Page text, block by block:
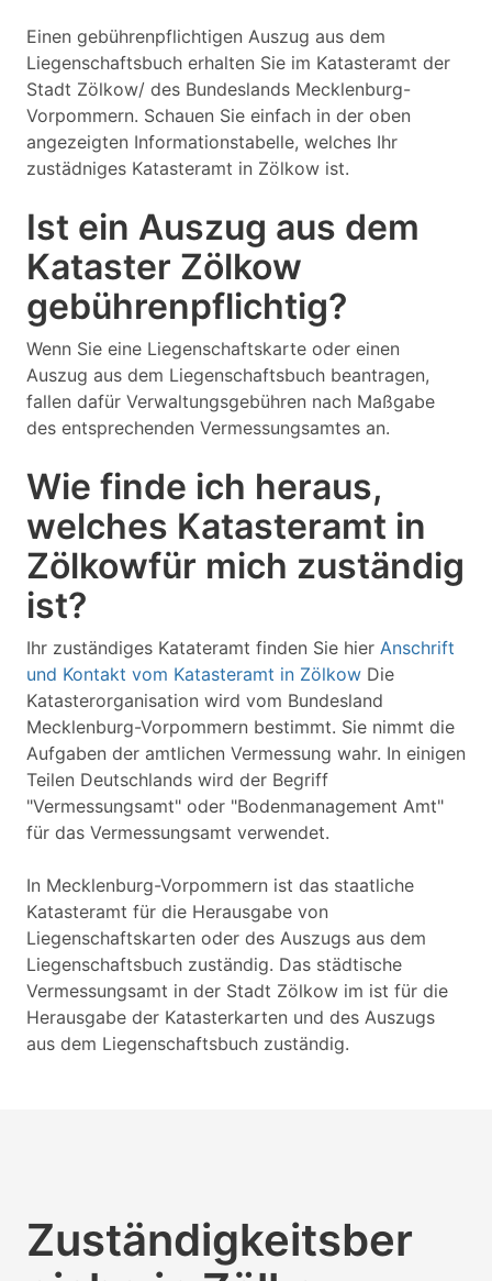
Einen gebührenpflichtigen Auszug aus dem
Liegenschaftsbuch erhalten Sie im Katasteramt der
Stadt Zölkow/ des Bundeslands Mecklenburg-
Vorpommern. Schauen Sie einfach in der oben
angezeigten Informationstabelle, welches Ihr
zustädniges Katasteramt in Zölkow ist.
Ist ein Auszug aus dem
Kataster Zölkow
gebührenpflichtig?
Wenn Sie eine Liegenschaftskarte oder einen
Auszug aus dem Liegenschaftsbuch beantragen,
fallen dafür Verwaltungsgebühren nach Maßgabe
des entsprechenden Vermessungsamtes an.
Wie finde ich heraus,
welches Katasteramt in
Zölkowfür mich zuständig
ist?
Ihr zuständiges Katateramt finden Sie hier Anschrift
und Kontakt vom Katasteramt in Zölkow Die
Katasterorganisation wird vom Bundesland
Mecklenburg-Vorpommern bestimmt. Sie nimmt die
Aufgaben der amtlichen Vermessung wahr. In einigen
Teilen Deutschlands wird der Begriff
"Vermessungsamt" oder "Bodenmanagement Amt"
für das Vermessungsamt verwendet.
In Mecklenburg-Vorpommern ist das staatliche
Katasteramt für die Herausgabe von
Liegenschaftskarten oder des Auszugs aus dem
Liegenschaftsbuch zuständig. Das städtische
Vermessungsamt in der Stadt Zölkow im ist für die
Herausgabe der Katasterkarten und des Auszugs
aus dem Liegenschaftsbuch zuständig.
Zuständigkeitsber